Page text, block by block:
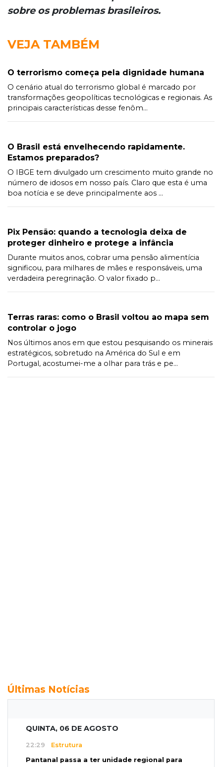
sobre os problemas brasileiros.
VEJA TAMBÉM
O terrorismo começa pela dignidade humana
O cenário atual do terrorismo global é marcado por
transformações geopolíticas tecnológicas e regionais. As
principais características desse fenôm...
O Brasil está envelhecendo rapidamente.
Estamos preparados?
O IBGE tem divulgado um crescimento muito grande no
número de idosos em nosso país. Claro que esta é uma
boa notícia e se deve principalmente aos ...
Pix Pensão: quando a tecnologia deixa de
proteger dinheiro e protege a infância
Durante muitos anos, cobrar uma pensão alimentícia
significou, para milhares de mães e responsáveis, uma
verdadeira peregrinação. O valor fixado p...
Terras raras: como o Brasil voltou ao mapa sem
controlar o jogo
Nos últimos anos em que estou pesquisando os minerais
estratégicos, sobretudo na América do Sul e em
Portugal, acostumei-me a olhar para trás e pe...
Últimas Notícias
QUINTA, 06 DE AGOSTO
22:29 Estrutura
Pantanal passa a ter unidade regional para